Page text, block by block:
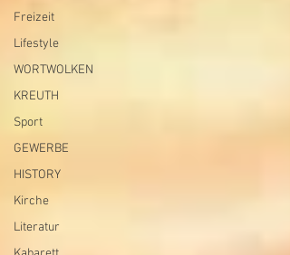
Freizeit
Lifestyle
WORTWOLKEN
KREUTH
Sport
GEWERBE
HISTORY
Kirche
Literatur